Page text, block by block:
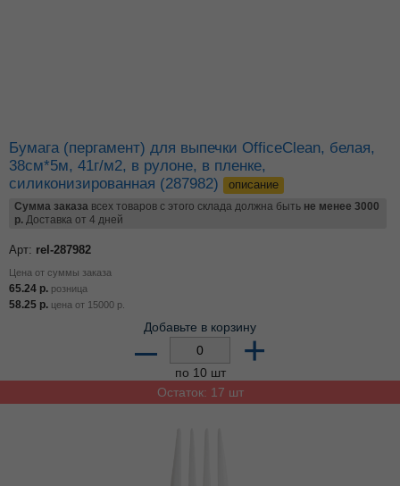
Бумага (пергамент) для выпечки OfficeClean, белая,
38см*5м, 41г/м2, в рулоне, в пленке,
силиконизированная (287982)
описание
Сумма заказа всех товаров с этого склада должна быть не менее 3000
р. Доставка от 4 дней
Арт: rel-287982
Цена от суммы заказа
65.24 р. розница
58.25 р. цена от 15000 р.
Добавьте в корзину
– +
по 10 шт
Остаток: 17 шт